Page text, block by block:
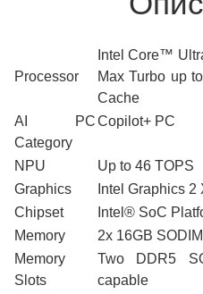
Processor
Intel Core™
Max Turbo up
Cache
AI PC
Category
Copilot+ PC
NPU
Up to 46 TOPS
Graphics
Intel Graphics 2
Chipset
Intel® SoC
Memory
2x 16GB
Memory
Slots
Two DDR5
capable